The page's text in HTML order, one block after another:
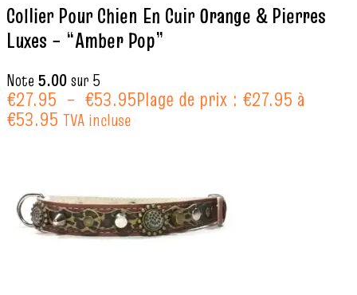
Collier Pour Chien En Cuir Orange & Pierres
Luxes – “Amber Pop”
Note 5.00sur 5
€27.95 – €53.95Plage de prix : €27.95 à
€53.95 TVA incluse